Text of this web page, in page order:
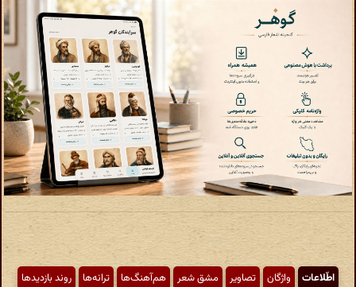
اطّلاعات واژگان تصاویر مشق شعر هم‌آهنگ‌ها ترانه‌ها
روند بازدیدها